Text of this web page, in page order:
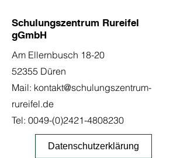
Schulungszentrum Rureifel
gGmbH
Am Ellernbusch 18-20
52355 Düren
Mail: kontakt@schulungszentrum-
rureifel.de
Tel: 0049-(0)2421-4808230
Datenschutzerklärung